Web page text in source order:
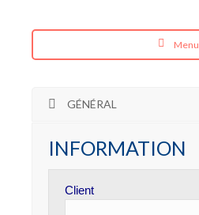
Menu
GÉNÉRAL
INFORMATION
Client